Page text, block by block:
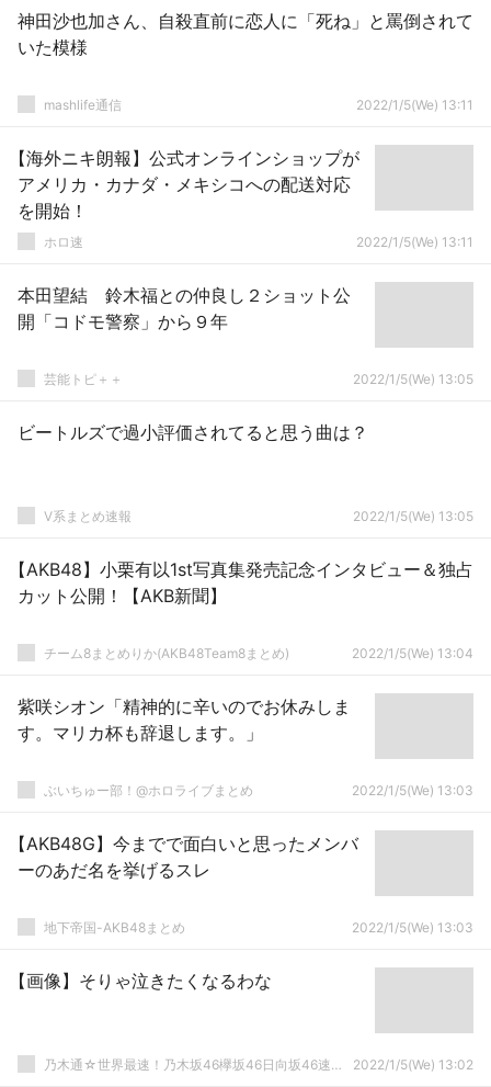
神田沙也加さん、自殺直前に恋人に「死ね」と罵倒されて
いた模様
mashlife通信 2022/1/5(We) 13:11
【海外ニキ朗報】公式オンラインショップが
アメリカ・カナダ・メキシコへの配送対応
を開始！
ホロ速 2022/1/5(We) 13:11
本田望結 鈴木福との仲良し２ショット公
開「コドモ警察」から９年
芸能トピ＋＋ 2022/1/5(We) 13:05
ビートルズで過小評価されてると思う曲は？
V系まとめ速報 2022/1/5(We) 13:05
【AKB48】小栗有以1st写真集発売記念インタビュー＆独占
カット公開！【AKB新聞】
チーム8まとめりか(AKB48Team8まとめ) 2022/1/5(We) 13:04
紫咲シオン「精神的に辛いのでお休みしま
す。マリカ杯も辞退します。」
ぶいちゅー部！@ホロライブまとめ 2022/1/5(We) 13:03
【AKB48G】今までで面白いと思ったメンバ
ーのあだ名を挙げるスレ
地下帝国-AKB48まとめ 2022/1/5(We) 13:03
【画像】そりゃ泣きたくなるわな
乃木通☆世界最速！乃木坂46欅坂46日向坂46速報まとめ 2022/1/5(We) 13:02